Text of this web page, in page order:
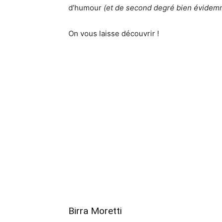
d’humour (et de second degré bien
On vous laisse découvrir !
Birra Moretti